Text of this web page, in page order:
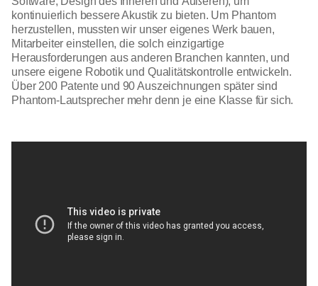
kontinuierlich bessere Akustik zu bieten. Um Phantom
herzustellen, mussten wir unser eigenes Werk bauen,
Mitarbeiter einstellen, die solch einzigartige
Herausforderungen aus anderen Branchen kannten, und
unsere eigene Robotik und Qualitätskontrolle entwickeln.
Über 200 Patente und 90 Auszeichnungen später sind
Phantom-Lautsprecher mehr denn je eine Klasse für sich.